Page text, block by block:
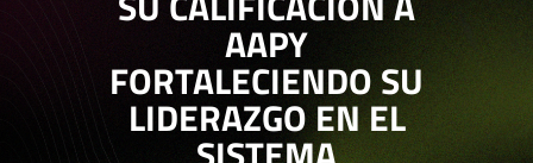
AAPY
FORTALECIENDO SU
LIDERAZGO EN EL
BLOG
FEATURES
ABOUT